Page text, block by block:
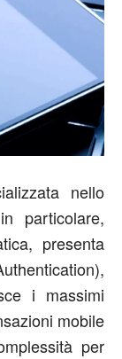
nello
particolare,
presenta
i massimi
mobile
per